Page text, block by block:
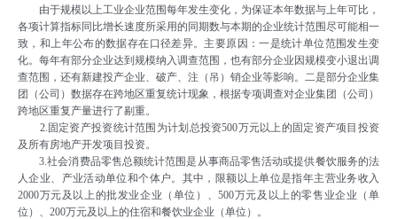
由于规模以上工业企业范围每年发生变化，为保证本年数据与上年可比，
各项计算指标同比增长速度所采用的同期数与本期的企业统计范围尽可能相一
致，和上年公布的数据存在口径差异。主要原因：一是统计单位范围发生变
化。每年有部分企业达到规模纳入调查范围，也有部分企业因规模变小退出调
查范围，还有新建投产企业、破产、注（吊）销企业等影响。二是部分企业集
团（公司）数据存在跨地区重复统计现象，根据专项调查对企业集团（公司）
跨地区重复产量进行了剔重。
2.固定资产投资统计范围为计划总投资500万元以上的固定资产项目投资
及所有房地产开发项目投资。
3.社会消费品零售总额统计范围是从事商品零售活动或提供餐饮服务的法
人企业、产业活动单位和个体户。其中，限额以上单位是指年主营业务收入
2000万元及以上的批发业企业（单位）、500万元及以上的零售业企业（单
位）、200万元及以上的住宿和餐饮业企业（单位）。